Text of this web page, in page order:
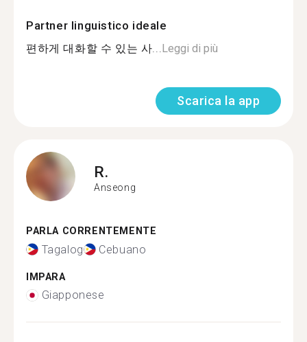
Partner linguistico ideale
편하게 대화할 수 있는 사...Leggi di più
Scarica la app
R.
Anseong
PARLA CORRENTEMENTE
Tagalog Cebuano
IMPARA
Giapponese